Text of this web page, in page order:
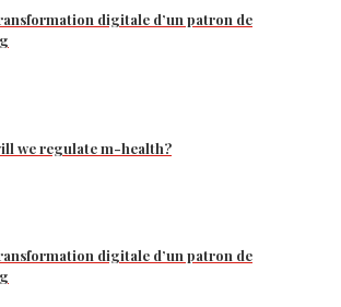
digitale d’un patron de
we regulate m-health?
digitale d’un patron de